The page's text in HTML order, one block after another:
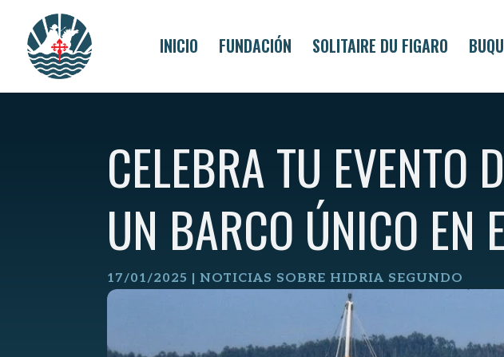
content
INICIO FUNDACIÓN SOLITAIRE DU FIGARO
CELEBRA TU EVENTO
UN BARCO ÚNICO EN
17/01/2025 | NOTICIAS SOBRE HIDRIA SEGUNDO